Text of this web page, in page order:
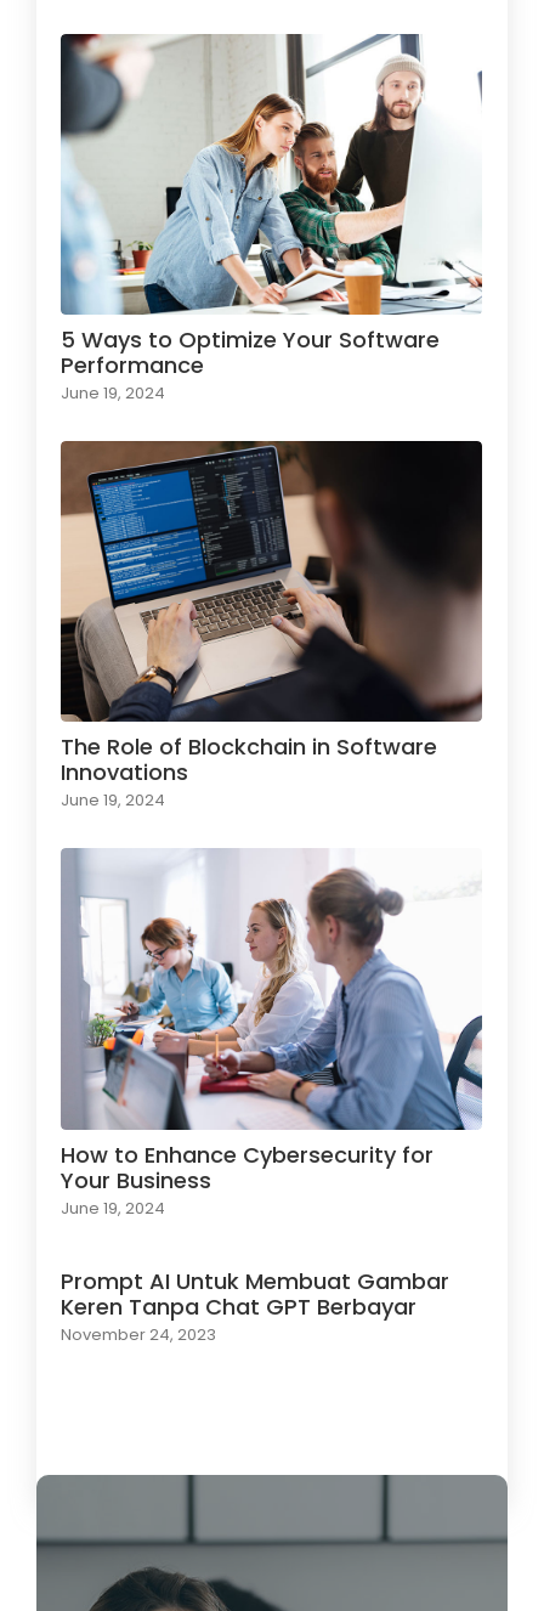
5 Ways to Optimize Your Software
Performance
June 19, 2024
The Role of Blockchain in Software
Innovations
June 19, 2024
How to Enhance Cybersecurity for
Your Business
June 19, 2024
Prompt AI Untuk Membuat Gambar
Keren Tanpa Chat GPT Berbayar
November 24, 2023